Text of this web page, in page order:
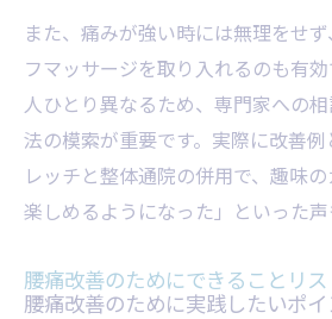
また、痛みが強い時には無理をせ
フマッサージを取り入れるのも有
人ひとり異なるため、専門家への
法の模索が重要です。実際に改善
レッチと整体通院の併用で、趣味
楽しめるようになった」といった声
腰痛改善のためにできることリス
腰痛改善のために実践したいポイ